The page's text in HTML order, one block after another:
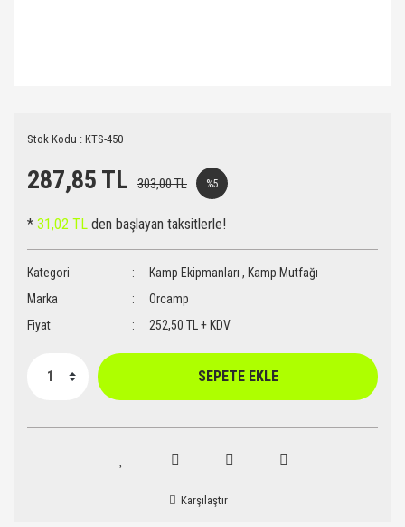
Stok Kodu : KTS-450
287,85 TL 303,00 TL %5
* 31,02 TL den başlayan taksitlerle!
Kategori Kamp Ekipmanları , Kamp Mutfağı
Marka
Orcamp
Fiyat
252,50 TL + KDV
SEPETE EKLE
Karşılaştır